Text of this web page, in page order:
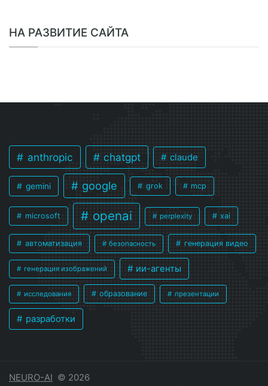
НА РАЗВИТИЕ САЙТА
anthropic chatgpt claude
gemini google grok mcp
microsoft openai perplexity xai
автоматизация безопасность генерация видео
генерация изображений ии-агенты
исследования образование презентации
разработки
NEURO-AI © 2026